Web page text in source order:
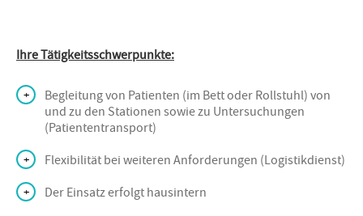
Ihre Tätigkeitsschwerpunkte:
Begleitung von Patienten (im Bett oder Rollstuhl) von
und zu den Stationen sowie zu Untersuchungen
(Patiententransport)
Flexibilität bei weiteren Anforderungen (Logistikdienst)
Der Einsatz erfolgt hausintern